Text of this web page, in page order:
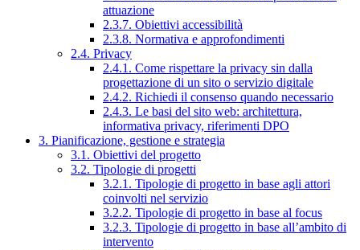
attuazione
2.3.7. Obiettivi accessibilità
2.3.8. Normativa e approfondimenti
2.4. Privacy
2.4.1. Come rispettare la privacy sin dalla
progettazione di un sito o servizio digitale
2.4.2. Richiedi il consenso quando necessario
2.4.3. Le basi del sito web: architettura,
informativa privacy, riferimenti DPO
3. Pianificazione, gestione e strategia
3.1. Obiettivi del progetto
3.2. Tipologie di progetti
3.2.1. Tipologie di progetto in base agli attori
coinvolti nel servizio
3.2.2. Tipologie di progetto in base al focus
3.2.3. Tipologie di progetto in base all’ambito di
intervento